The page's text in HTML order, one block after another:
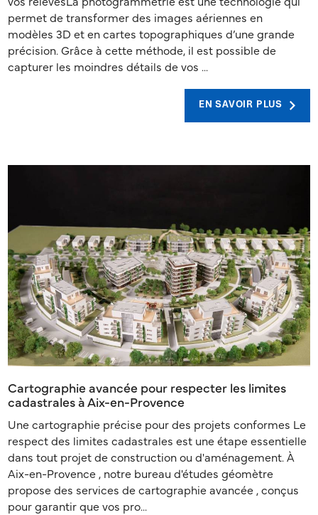
permet de transformer des images aériennes en
modèles 3D et en cartes topographiques d’une grande
précision. Grâce à cette méthode, il est possible de
capturer les moindres détails de vos ...
EN SAVOIR PLUS
Cartographie avancée pour respecter les limites
cadastrales à Aix-en-Provence
Une cartographie précise pour des projets conformes Le
respect des limites cadastrales est une étape essentielle
dans tout projet de construction ou d'aménagement. À
Aix-en-Provence , notre bureau d'études géomètre
propose des services de cartographie avancée , conçus
pour garantir que vos pro...